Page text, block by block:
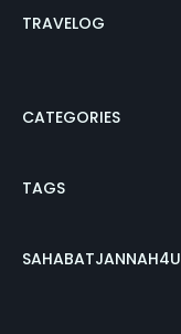
TRAVELOG
CATEGORIES
TAGS
SAHABATJANNAH4U